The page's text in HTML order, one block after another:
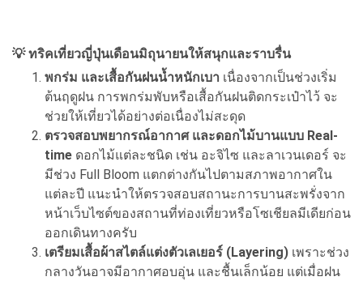
💡 ทริคเที่ยวญี่ปุ่นเดือนมิถุนายนให้สนุกและราบรื่น
พกร่ม และเสื้อกันฝนน้ำหนักเบา เนื่องจากเป็นช่วงเริ่ม
ต้นฤดูฝน การพกร่มพับหรือเสื้อกันฝนติดกระเป๋าไว้ จะ
ช่วยให้เที่ยวได้อย่างต่อเนื่องไม่สะดุด
ตรวจสอบพยากรณ์อากาศ และดอกไม้บานแบบ Real-
time ดอกไม้แต่ละชนิด เช่น อะจิไซ และลาเวนเดอร์ จะ
มีช่วง Full Bloom แตกต่างกันไปตามสภาพอากาศใน
แต่ละปี แนะนำให้ตรวจสอบสถานะการบานสะพรั่งจาก
หน้าเว็บไซต์ของสถานที่ท่องเที่ยวหรือโซเชียลมีเดียก่อน
ออกเดินทางครับ
เตรียมเสื้อผ้าสไตล์แต่งตัวเลเยอร์ (Layering) เพราะช่วง
กลางวันอาจมีอากาศอบอุ่น และชื้นเล็กน้อย แต่เมื่อฝน